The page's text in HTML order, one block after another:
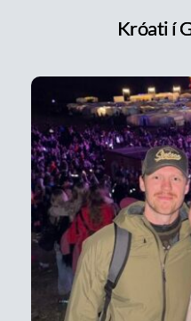
Króati í